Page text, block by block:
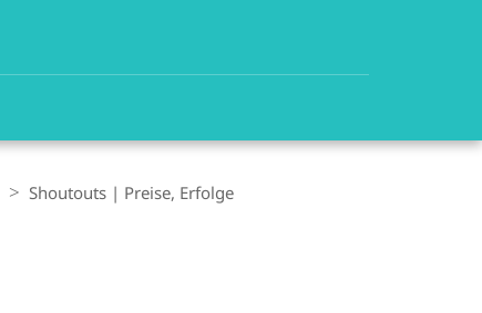
Shoutouts | Preise, Erfolge